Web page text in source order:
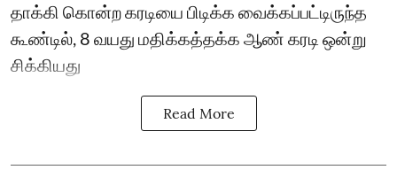
தாக்கி கொன்ற கரடியை பிடிக்க வைக்கப்பட்டிருந்த
கூண்டில், 8 வயது மதிக்கத்தக்க ஆண் கரடி ஒன்று
சிக்கியது
Read More